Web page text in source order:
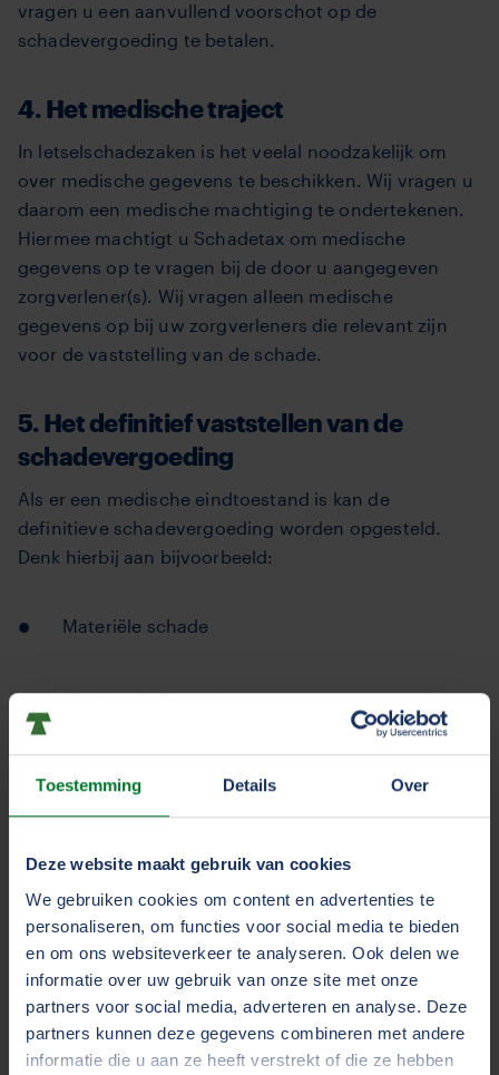
Toestemming Details Over
Deze website maakt gebruik van cookies
We gebruiken cookies om content en advertenties te
personaliseren, om functies voor social media te bieden
en om ons websiteverkeer te analyseren. Ook delen we
informatie over uw gebruik van onze site met onze
partners voor social media, adverteren en analyse. Deze
partners kunnen deze gegevens combineren met andere
informatie die u aan ze heeft verstrekt of die ze hebben
vragen u een aanvullend voorschot op de
schadevergoeding te betalen.
4. Het medische traject
In letselschadezaken is het veelal noodzakelijk om
over medische gegevens te beschikken. Wij vragen u
daarom een medische machtiging te ondertekenen.
Hiermee machtigt u Schadetax om medische
gegevens op te vragen bij de door u aangegeven
zorgverlener(s). Wij vragen alleen medische
gegevens op bij uw zorgverleners die relevant zijn
voor de vaststelling van de schade.
5. Het definitief vaststellen van de
schadevergoeding
Als er een medische eindtoestand is kan de
definitieve schadevergoeding worden opgesteld.
Denk hierbij aan bijvoorbeeld:
Materiële schade
Huishoudelijke hulp
Verlies van arbeidsvermogen
Verlies van zelfwerkzaamheid
Smartengeld